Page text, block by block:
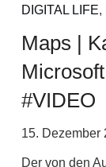
DIGITAL LIFE,
Maps |
#VIDEO
15. Dezember
Der von den